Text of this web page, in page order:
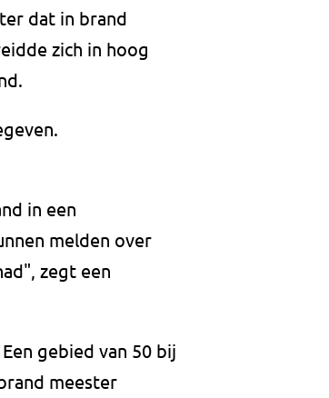
dat in brand
zich in hoog
in een
melden over
zegt een
gebied van 50 bij
meester